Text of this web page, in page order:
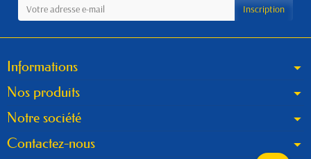
Informations
Nos produits
Notre société
Contactez-nous